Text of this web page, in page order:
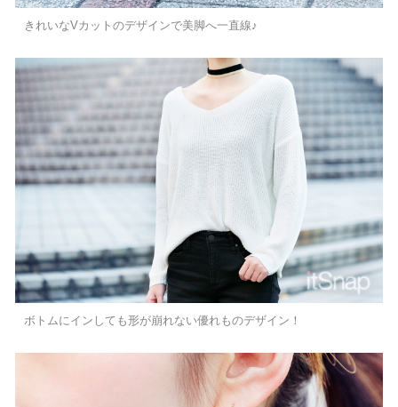
きれいなVカットのデザインで美脚へ一直線♪
ボトムにインしても形が崩れない優れものデザイン！